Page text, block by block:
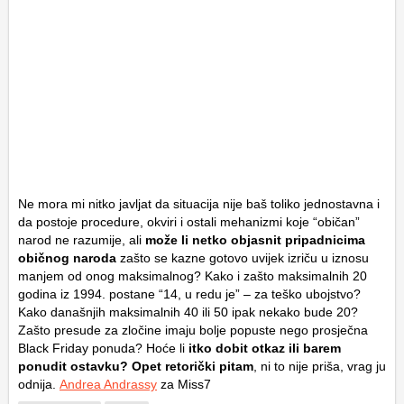
Ne mora mi nitko javljat da situacija nije baš toliko jednostavna i
da postoje procedure, okviri i ostali mehanizmi koje “običan”
narod ne razumije, ali može li netko objasnit pripadnicima
običnog naroda zašto se kazne gotovo uvijek izriču u iznosu
manjem od onog maksimalnog? Kako i zašto maksimalnih 20
godina iz 1994. postane “14, u redu je” – za teško ubojstvo?
Kako današnjih maksimalnih 40 ili 50 ipak nekako bude 20?
Zašto presude za zločine imaju bolje popuste nego prosječna
Black Friday ponuda? Hoće li itko dobit otkaz ili barem
ponudit ostavku? Opet retorički pitam , ni to nije priša, vrag ju
odnija. Andrea Andrassy za Miss7